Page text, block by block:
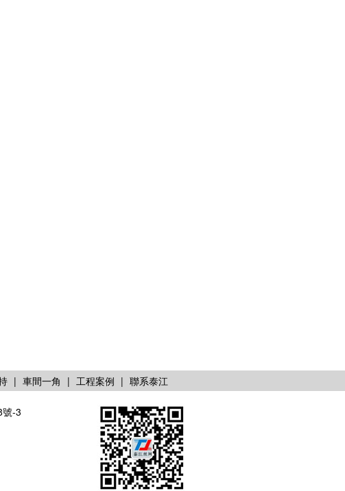
| 車間一角 | 工程案例 | 聯系泰江
-3